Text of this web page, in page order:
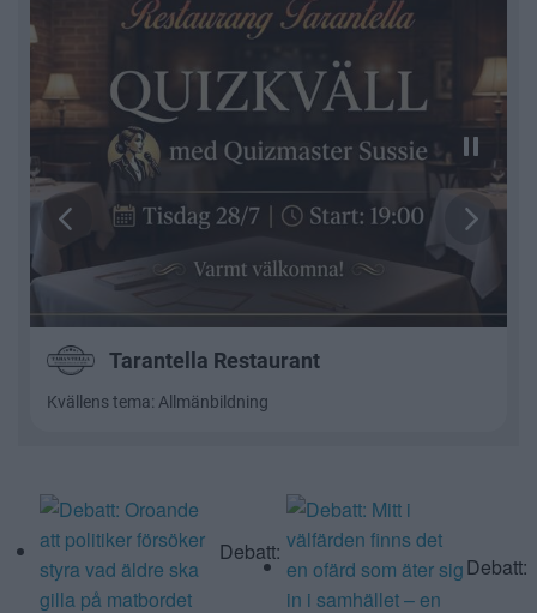
Debatt:
Debatt: